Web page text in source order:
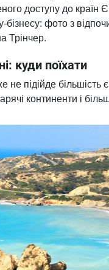
доступу до країн
бізнесу: фото з
Трінчер.
куди поїхати
не підійде більшість
континенти і